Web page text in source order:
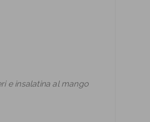
e insalatina al mango